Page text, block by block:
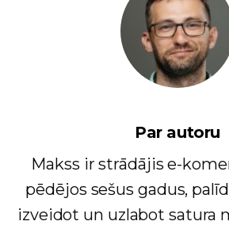
Par autoru
Makss ir strādājis e-
pēdējos sešus gadus,
izveidot un uzlabot satura